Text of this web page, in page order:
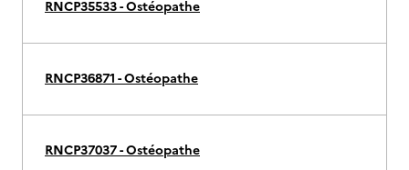
RNCP35533 - Ostéopathe
RNCP36871 - Ostéopathe
RNCP37037 - Ostéopathe